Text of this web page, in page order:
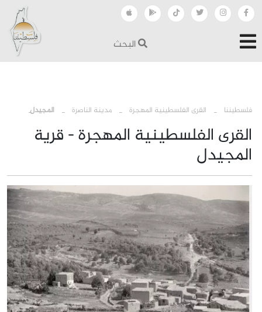
البحث
فلسطيننا › القرى الفلسطينية المهجرة مدينة الناصرة المجيدل
القرى الفلسطينية المهجرة - قرية
المجيدل